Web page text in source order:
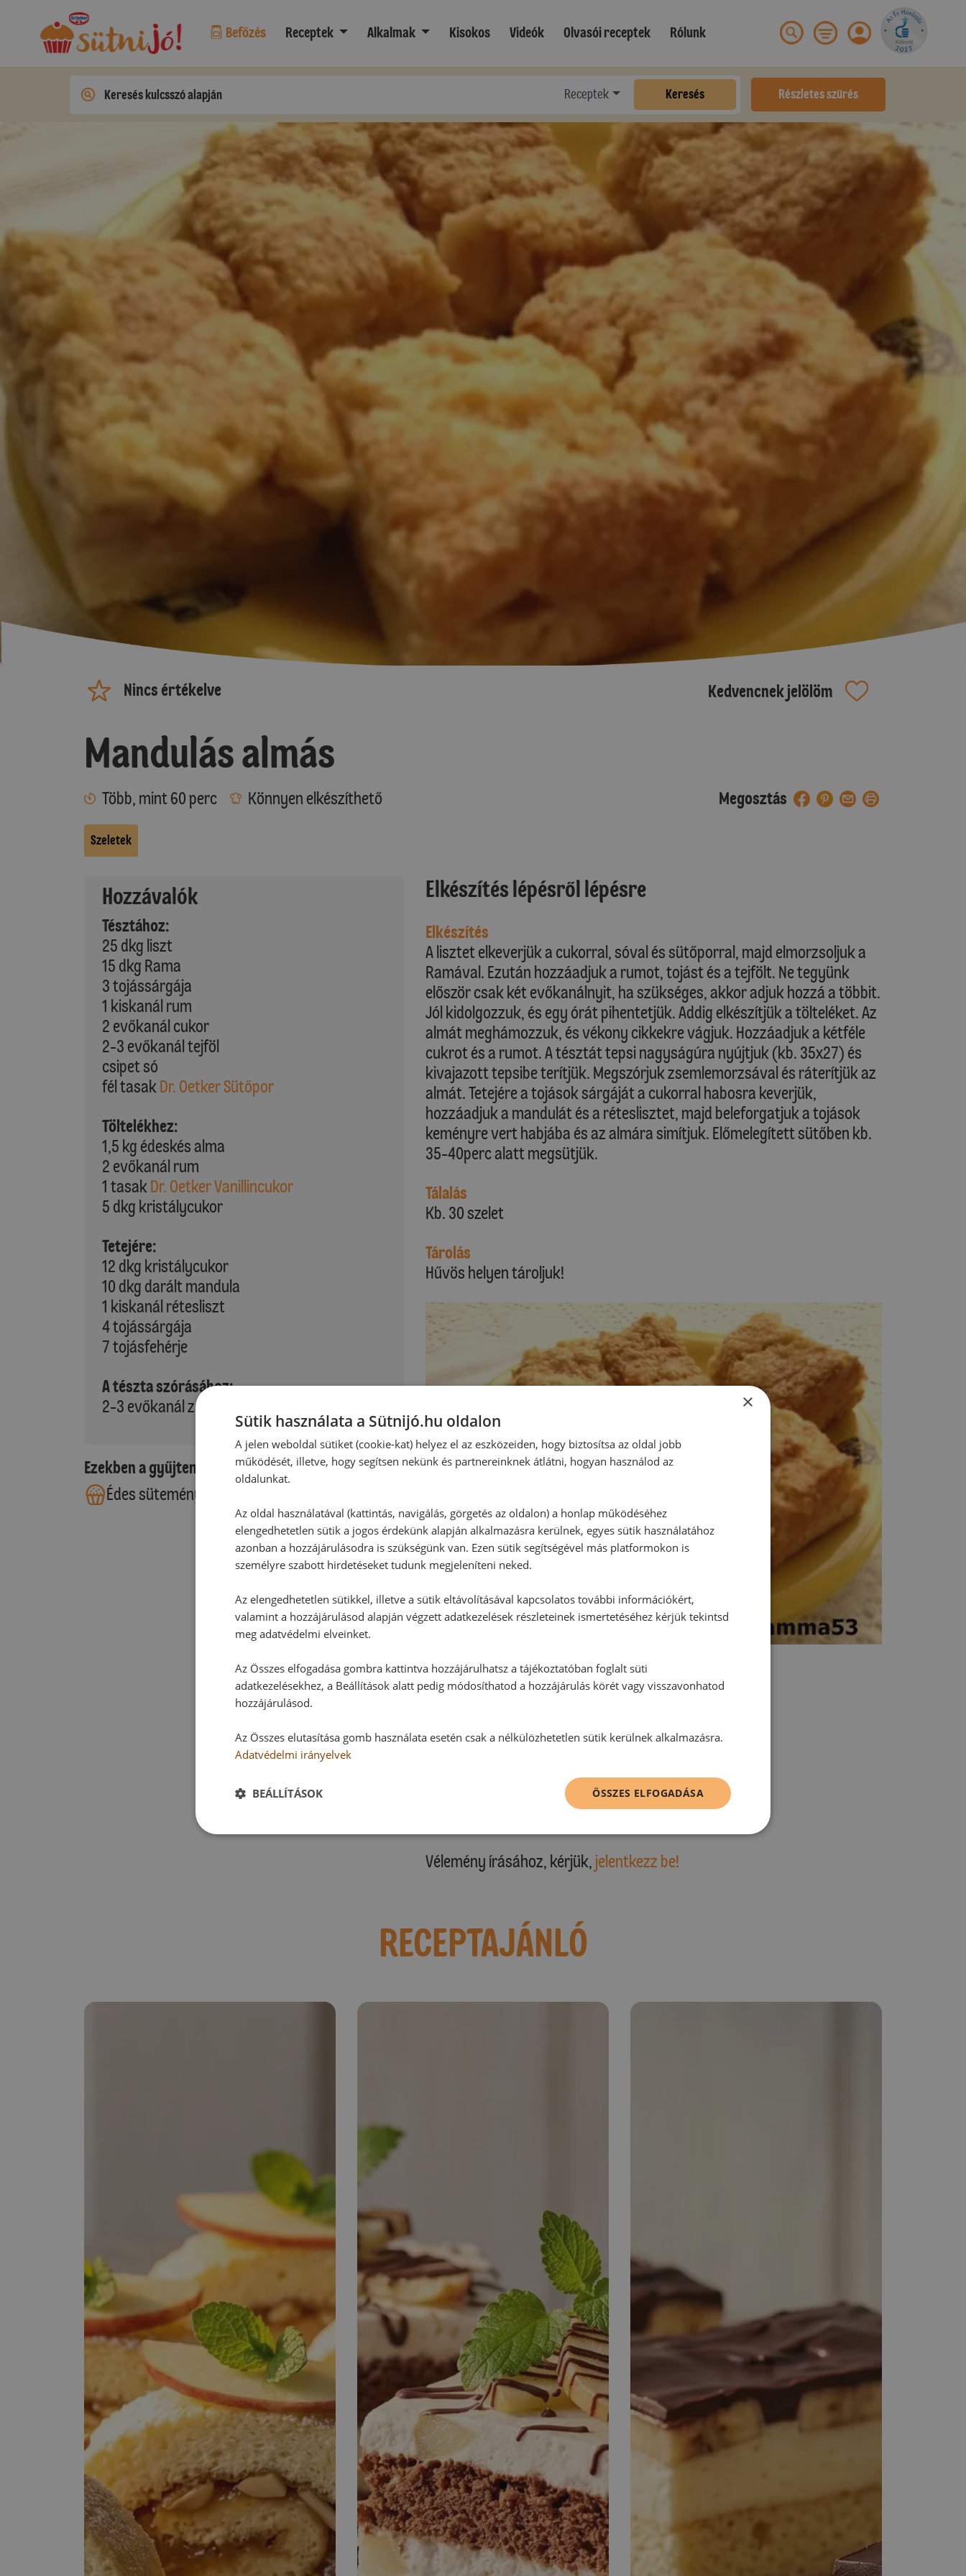
Befőzés Receptek Alkalmak Kisokos Videók Olvasói receptek Rólunk
Receptek Keresés Részletes szűrés
Nincs értékelve Kedvencnek jelölöm
Mandulás almás
Több, mint 60 perc Könnyen elkészíthető Megosztás
Szeletek
Hozzávalók
Tésztához:
25 dkg liszt
15 dkg Rama
3 tojássárgája
1 kiskanál rum
2 evőkanál cukor
2-3 evőkanál tejföl
csipet só
fél tasakDr. Oetker Sütőpor
Töltelékhez:
1,5 kg édeskés alma
2 evőkanál rum
1 tasakDr. Oetker Vanillincukor
5 dkg kristálycukor
Tetejére:
12 dkg kristálycukor
10 dkg darált mandula
1 kiskanál rétesliszt
4 tojássárgája
7 tojásfehérje
A tészta szórásához:
2-3 evőkanál zsemlemorzsa
Ezekben a gyűjteményekben található:
Édes sütemények
Elkészítés lépésről lépésre
Elkészítés
A lisztet elkeverjük a cukorral, sóval és sütőporral, majd elmorzsoljuk a
Ramával. Ezután hozzáadjuk a rumot, tojást és a tejfölt. Ne tegyünk
először csak két evőkanálnyit, ha szükséges, akkor adjuk hozzá a többit.
Jól kidolgozzuk, és egy órát pihentetjük. Addig elkészítjük a tölteléket. Az
almát meghámozzuk, és vékony cikkekre vágjuk. Hozzáadjuk a kétféle
cukrot és a rumot. A tésztát tepsi nagyságúra nyújtjuk (kb. 35x27) és
kivajazott tepsibe terítjük. Megszórjuk zsemlemorzsával és ráterítjük az
almát. Tetejére a tojások sárgáját a cukorral habosra keverjük,
hozzáadjuk a mandulát és a réteslisztet, majd beleforgatjuk a tojások
keményre vert habjába és az almára simítjuk. Előmelegített sütőben kb.
35-40perc alatt megsütjük.
Tálalás
Kb. 30 szelet
Tárolás
Hűvös helyen tároljuk!
Vélemény írásához, kérjük, jelentkezz be!
RECEPTAJÁNLÓ
×
Sütik használata a Sütnijó.hu oldalon
A jelen weboldal sütiket (cookie-kat) helyez el az eszközeiden, hogy biztosítsa az oldal jobb
működését, illetve, hogy segítsen nekünk és partnereinknek átlátni, hogyan használod az
oldalunkat.
Az oldal használatával (kattintás, navigálás, görgetés az oldalon) a honlap működéséhez
elengedhetetlen sütik a jogos érdekünk alapján alkalmazásra kerülnek, egyes sütik használatához
azonban a hozzájárulásodra is szükségünk van. Ezen sütik segítségével más platformokon is
személyre szabott hirdetéseket tudunk megjeleníteni neked.
Az elengedhetetlen sütikkel, illetve a sütik eltávolításával kapcsolatos további információkért,
valamint a hozzájárulásod alapján végzett adatkezelések részleteinek ismertetéséhez kérjük tekintsd
meg adatvédelmi elveinket.
Az Összes elfogadása gombra kattintva hozzájárulhatsz a tájékoztatóban foglalt süti
adatkezelésekhez, a Beállítások alatt pedig módosíthatod a hozzájárulás körét vagy visszavonhatod
hozzájárulásod.
Az Összes elutasítása gomb használata esetén csak a nélkülözhetetlen sütik kerülnek alkalmazásra.
Adatvédelmi irányelvek
ÖSSZES ELFOGADÁSA
BEÁLLÍTÁSOK